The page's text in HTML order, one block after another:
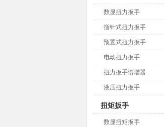
数显扭力扳手
指针式扭力扳手
预置式扭力扳手
电动扭力扳手
扭力扳手倍增器
液压扭力扳手
扭矩扳手
数显扭矩扳手